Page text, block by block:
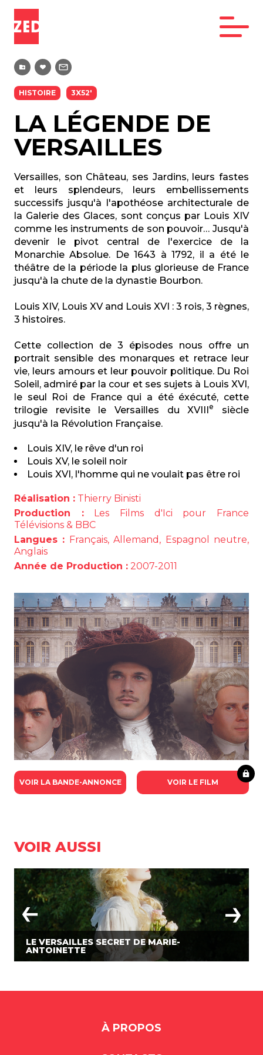
HISTOIRE 3X52'
LA LÉGENDE DE
VERSAILLES
Versailles, son Château, ses Jardins, leurs fastes
et leurs splendeurs, leurs embellissements
successifs jusqu'à l'apothéose architecturale de
la Galerie des Glaces, sont conçus par Louis XIV
comme les instruments de son pouvoir… Jusqu'à
devenir le pivot central de l'exercice de la
Monarchie Absolue. De 1643 à 1792, il a été le
théâtre de la période la plus glorieuse de France
jusqu'à la chute de la dynastie Bourbon.
Louis XIV, Louis XV and Louis XVI : 3 rois, 3 règnes,
3 histoires.
Cette collection de 3 épisodes nous offre un
portrait sensible des monarques et retrace leur
vie, leurs amours et leur pouvoir politique. Du Roi
Soleil, admiré par la cour et ses sujets à Louis XVI,
le seul Roi de France qui a été éxécuté, cette
trilogie revisite le Versailles du XVIIIe
siècle
jusqu'à la Révolution Française.
Louis XIV, le rêve d'un roi
Louis XV, le soleil noir
Louis XVI, l'homme qui ne voulait pas être roi
Réalisation : Thierry Binisti
Production :Les Films d'Ici pour France
Télévisions & BBC
Langues : Français, Allemand, Espagnol neutre,
Anglais
Année de Production : 2007-2011
VOIR LA BANDE-ANNONCE VOIR LE FILM
VOIR AUSSI
LE VERSAILLES SECRET DE MARIE-
ANTOINETTE
À PROPOS